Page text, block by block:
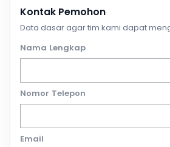
Kontak Pemohon
Data dasar agar tim kami dapat
Nama Lengkap
Nomor Telepon
Email